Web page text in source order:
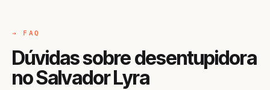
→ FAQ
Dúvidas sobre desentupidora
no Salvador Lyra